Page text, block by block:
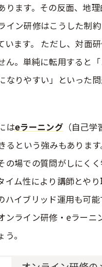
ります。その反面、地
イン研修はこうした制
います。 ただし、対面
ん。単純に転用すると
なりやすい」といった
はeラーニング（自己学
るという強みもありま
の場での質問がしにく
イム性により講師とや
ハイブリッド運用も可
ンライン研修・eラーニ
。